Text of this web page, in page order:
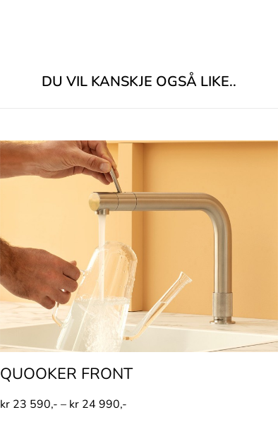
DU VIL KANSKJE OGSÅ LIKE..
QUOOKER FRONT
kr 23 590,- – kr 24 990,-